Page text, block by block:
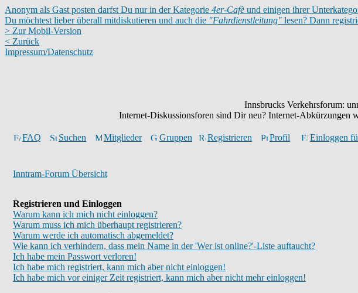
Anonym als Gast posten darfst Du nur in der Kategorie 4er-Cafè und einigen ihrer
Du möchtest lieber überall mitdiskutieren und auch die "Fahrdienstleitung" lesen? Dann
> Zur Mobil-Version
< Zurück
Impressum/Datenschutz
Innsbrucks Verkehrsforum:
Internet-Diskussionsforen sind Dir neu? Internet-Abkürzungen
FAQ Suchen Mitglieder Gruppen Registrieren Profil Einloggen
Inntram-Forum Übersicht
Registrieren und Einloggen
Warum kann ich mich nicht einloggen?
Warum muss ich mich überhaupt registrieren?
Warum werde ich automatisch abgemeldet?
Wie kann ich verhindern, dass mein Name in der 'Wer ist online?'-Liste auftaucht?
Ich habe mein Passwort verloren!
Ich habe mich registriert, kann mich aber nicht einloggen!
Ich habe mich vor einiger Zeit registriert, kann mich aber nicht mehr einloggen!